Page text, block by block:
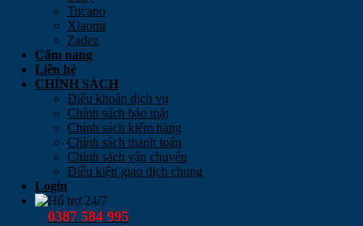
Tucano
Xiaomi
Zadez
Cẩm nang
Liên hệ
CHÍNH SÁCH
Điều khoản dịch vụ
Chính sách bảo mật
Chính sách kiểm hàng
Chính sách thanh toán
Chính sách vận chuyển
Điều kiện giao dịch chung
Login
Hổ trợ 24/7
0387 584 995